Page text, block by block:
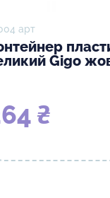
арт
Gigo
₴